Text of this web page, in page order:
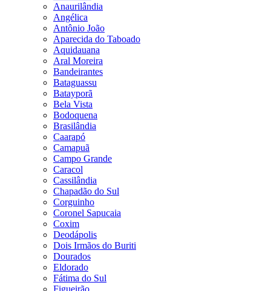
Anaurilândia
Angélica
Antônio João
Aparecida do Taboado
Aquidauana
Aral Moreira
Bandeirantes
Bataguassu
Batayporã
Bela Vista
Bodoquena
Brasilândia
Caarapó
Camapuã
Campo Grande
Caracol
Cassilândia
Chapadão do Sul
Corguinho
Coronel Sapucaia
Coxim
Deodápolis
Dois Irmãos do Buriti
Dourados
Eldorado
Fátima do Sul
Figueirão